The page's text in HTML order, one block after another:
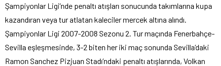
Şampiyonlar Ligi’nde penaltı atışları sonucunda takımlarına kupa
kazandıran veya tur atlatan kaleciler mercek altına alındı.
Şampiyonlar Ligi 2007-2008 Sezonu 2. Tur maçında Fenerbahçe-
Sevilla eşleşmesinde, 3-2 biten her iki maç sonunda Sevilla’daki
Ramon Sanchez Pizjuan Stadı’ndaki penaltı atışlarında, Volkan